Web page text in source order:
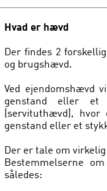
Hvad er hævd
Der findes 2
og brugshævd.
Ved ejendomshævd
genstand eller et
(servituthævd),
genstand eller et
Der er tale om
Bestemmelserne
således: